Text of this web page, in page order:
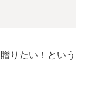
りたい！という